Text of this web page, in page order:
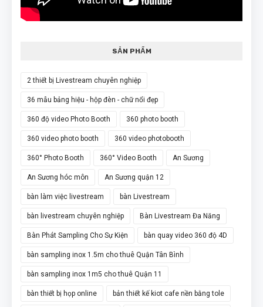
SẢN PHẨM
2 thiết bị Livestream chuyên nghiệp
36 mẫu bảng hiệu - hộp đèn - chữ nổi đẹp
360 độ video Photo Booth 360 photo booth
360 video photo booth 360 video photobooth
360° Photo Booth 360° Video Booth An Sương
An Sương hóc môn An Sương quận 12
bàn làm việc livestream bàn Livestream
bàn livestream chuyên nghiệp Bàn Livestream Đa Năng
Bàn Phát Sampling Cho Sự Kiện bàn quay video 360 độ 4D
bàn sampling inox 1.5m cho thuê Quận Tân Bình
bàn sampling inox 1m5 cho thuê Quận 11
bàn thiết bị họp online bản thiết kế kiot cafe nền bằng tole